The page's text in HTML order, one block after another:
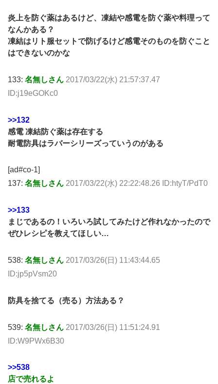
炎上を防ぐ薬はあるけど、凍結や感電を防ぐ薬や料理って
なんかある？
凍結はリト服セットで防げるけど感電そのものを防ぐこと
はできないのかな
133: 名無しさん 2017/03/22(水) 21:57:37.47
ID:j19eGOKc0
>>132
感電 凍結防ぐ薬は存在する
耐電防具はラバーシリーズっていうのがある
[ad#co-1]
137: 名無しさん 2017/03/22(水) 22:22:48.26 ID:htyT/PdT0
>>133
まじであるの！いろいろ試してみたけど作れなかったので
ぜひレシピを教えてほしい…
538: 名無しさん 2017/03/26(日) 11:43:44.65
ID:jp5pVsm20
防具を捨てる（売る）方法ある？
539: 名無しさん 2017/03/26(日) 11:51:24.91
ID:W9PWx6B30
>>538
店で売れるよ